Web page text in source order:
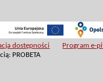
dostępności
Program e-
PROBETA